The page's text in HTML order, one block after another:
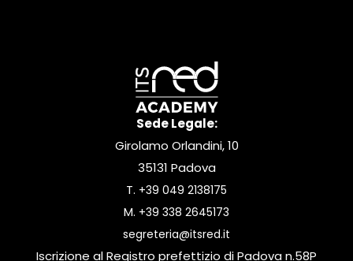
Sede Legale:
Girolamo Orlandini, 10
35131 Padova
T. +39 049 2138175
M. +39 338 2645173
segreteria@itsred.it
Iscrizione al Registro prefettizio di Padova n.58P